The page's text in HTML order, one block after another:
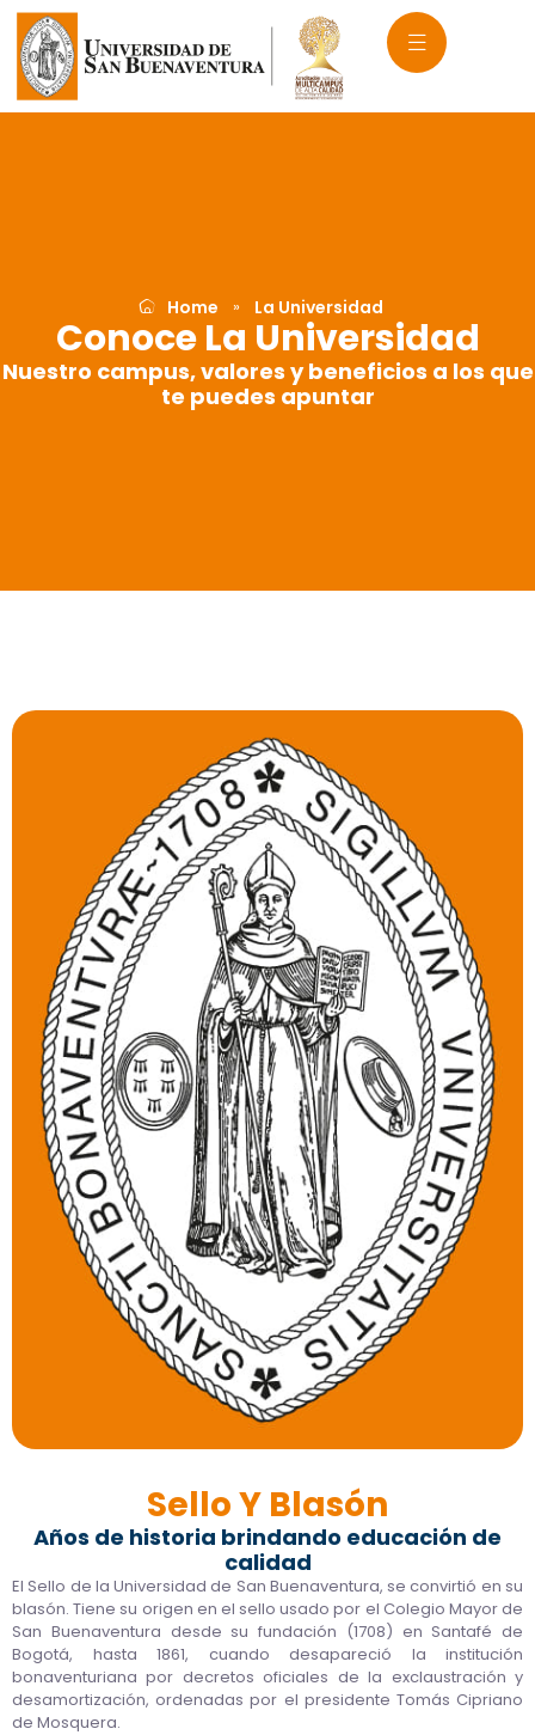
contenido
Home » La Universidad
Conoce La Universidad
Nuestro campus, valores y beneficios a los que
te puedes apuntar
Sello Y Blasón
Años de historia brindando educación de
calidad
El Sello de la Universidad de San Buenaventura, se convirtió en su
blasón. Tiene su origen en el sello usado por el Colegio Mayor de
San Buenaventura desde su fundación (1708) en Santafé de
Bogotá, hasta 1861, cuando desapareció la institución
bonaventuriana por decretos oficiales de la exclaustración y
desamortización, ordenadas por el presidente Tomás Cipriano
de Mosquera.